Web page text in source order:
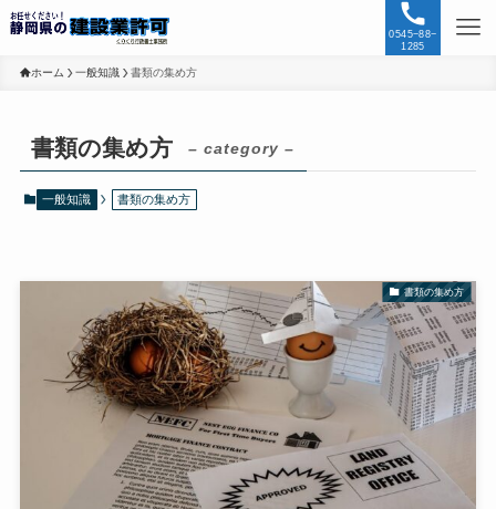
0545−88−
1285
ホーム 一般知識 書類の集め方
書類の集め方 – category –
一般知識 書類の集め方
書類の集め方